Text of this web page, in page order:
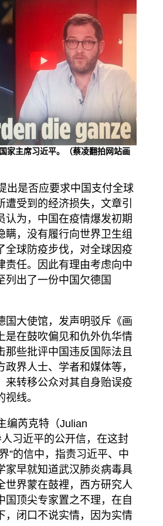
家主席习近平。（蔡凌翻拍网站画
出是否应要求中国支付全球
遭受到的经济损失，文章引
认为，中国在疫情爆发初期
瞒，没有履行向世界卫生组
全球防疫步伐，对全球因疫
责任。因此有理由考虑向中
列出了一份中国欠德国
国大使馆，发声明驳斥《画
是在鼓吹偏见和仇外仇华情
那些批评中国违反国际法且
界人士、学者和媒体等，
来转移公众对其自身贻误疫
线。
编芮克特（Julian
习近平的公开信，在这封
”的信中，指责习近平、中
家早就知道武汉肺炎病毒具
世界蒙在鼓裡，西方研究人
国顶尖专家置之不理，在自
，闭口不说实情，因为实情